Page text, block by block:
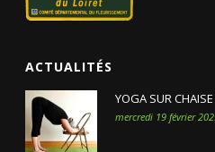
ACTUALITÉS
YOGA SUR CHAISE
mercredi 19 février